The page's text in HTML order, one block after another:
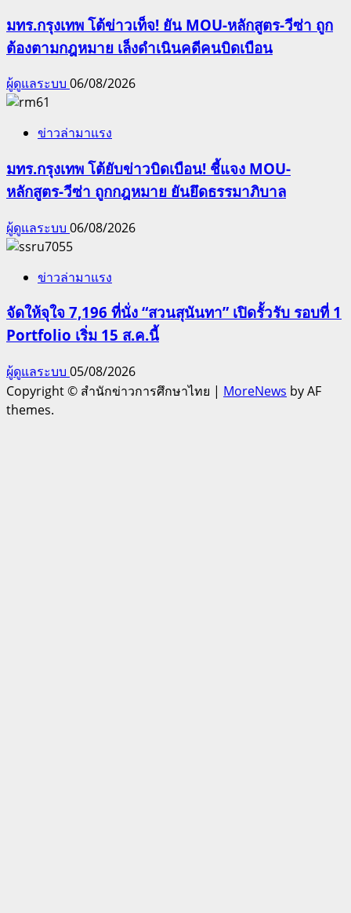
มทร.กรุงเทพ โต้ข่าวเท็จ! ยัน MOU-หลักสูตร-วีซ่า ถูก
ต้องตามกฎหมาย เล็งดำเนินคดีคนบิดเบือน
ผู้ดูแลระบบ 06/08/2026
ข่าวล่ามาแรง
มทร.กรุงเทพ โต้ยับข่าวบิดเบือน! ชี้แจง MOU-
หลักสูตร-วีซ่า ถูกกฎหมาย ยันยึดธรรมาภิบาล
ผู้ดูแลระบบ 06/08/2026
ข่าวล่ามาแรง
จัดให้จุใจ 7,196 ที่นั่ง “สวนสุนันทา” เปิดรั้วรับ รอบที่ 1
Portfolio เริ่ม 15 ส.ค.นี้
ผู้ดูแลระบบ 05/08/2026
Copyright © สำนักข่าวการศึกษาไทย | MoreNews by AF
themes.